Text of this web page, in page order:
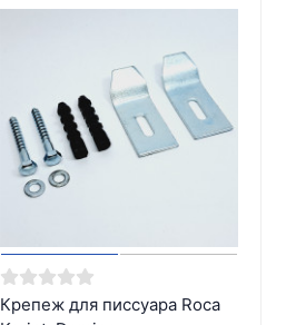
Крепеж для писсуара Roca